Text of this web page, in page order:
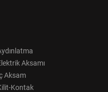
Aksamı
Aksam
Kontak